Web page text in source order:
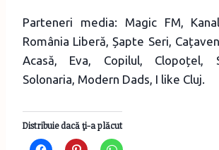
Parteneri media: Magic FM,
România Liberă, Șapte Seri,
Acasă, Eva, Copilul, Clopoțel,
Solonaria, Modern Dads, I like Cluj.
Distribuie dacă ţi-a plăcut